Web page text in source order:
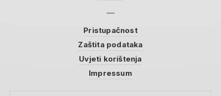
Pristupačnost
Zaštita podataka
Uvjeti korištenja
Impressum